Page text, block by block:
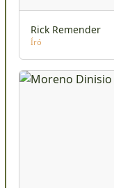
Rick Remender
Író